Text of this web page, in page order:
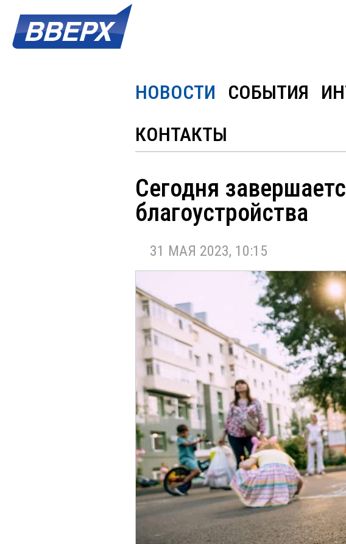
НОВОСТИ СОБЫТИЯ
КОНТАКТЫ
Сегодня
благоустройства
31 МАЯ 2023, 10:15